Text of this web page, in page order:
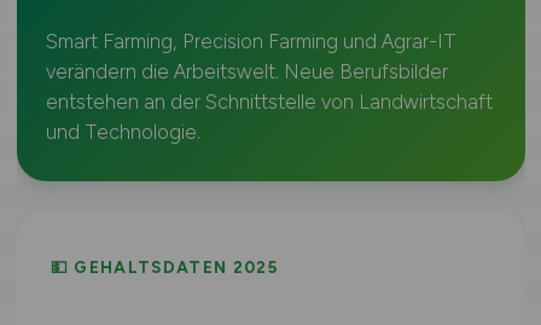
Smart Farming, Precision Farming und Agrar-IT
verändern die Arbeitswelt. Neue Berufsbilder
entstehen an der Schnittstelle von Landwirtschaft
und Technologie.
💵 GEHALTSDATEN 2025